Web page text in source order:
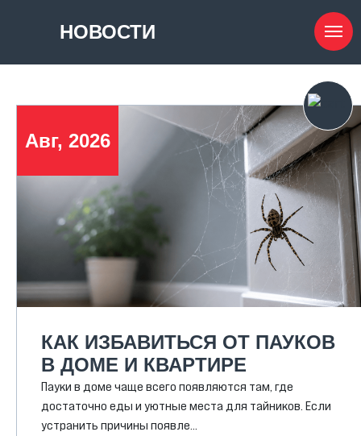
НОВОСТИ
Авг, 2026
КАК ИЗБАВИТЬСЯ ОТ ПАУКОВ
В ДОМЕ И КВАРТИРЕ
Пауки в доме чаще всего появляются там, где
достаточно еды и уютные места для тайников. Если
устранить причины появле…